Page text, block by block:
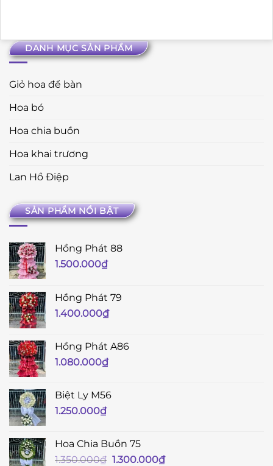
DANH MỤC SẢN PHẨM
Giỏ hoa để bàn
Hoa bó
Hoa chia buồn
Hoa khai trương
Lan Hồ Điệp
SẢN PHẨM NỔI BẬT
Hồng Phát 88
1.500.000₫
Hồng Phát 79
1.400.000₫
Hồng Phát A86
1.080.000₫
Biệt Ly M56
1.250.000₫
Hoa Chia Buồn 75
1.350.000₫ Giá
1.300.000₫Giá